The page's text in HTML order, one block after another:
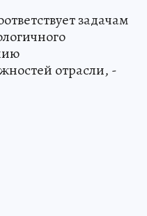
задачам
отрасли, -